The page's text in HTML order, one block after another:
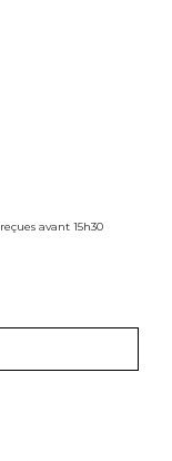
avant 15h30